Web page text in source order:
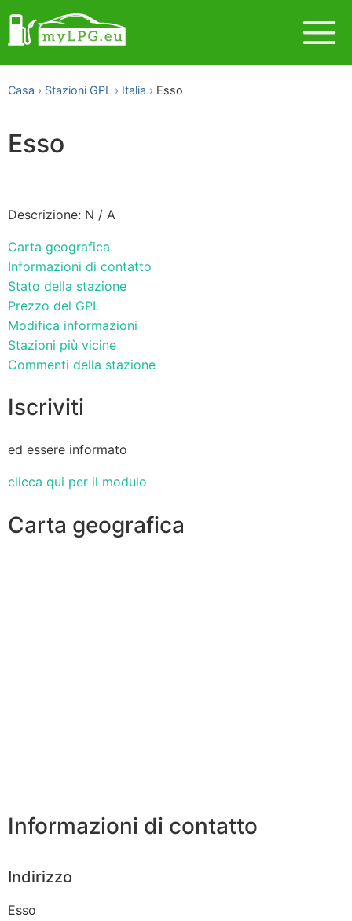
Casa Stazioni GPL Italia Esso
Esso
Descrizione: N / A
Carta geografica
Informazioni di contatto
Stato della stazione
Prezzo del GPL
Modifica informazioni
Stazioni più vicine
Commenti della stazione
Iscriviti
ed essere informato
clicca qui per il modulo
Carta geografica
Informazioni di contatto
Indirizzo
Esso